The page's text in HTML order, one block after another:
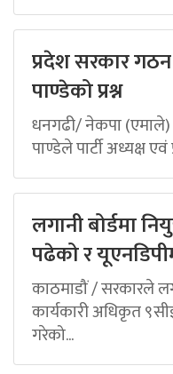
प्रदेश सरकार
पाण्डेको प्रश्न
धनगढी/ नेकपा (एमाले)
पाण्डेले पार्टी अध्यक्ष
लगानी बोर्डमा
पढेको र
काठमाडौं / सरकारले
कार्यकारी अधिकृत
गरेको...